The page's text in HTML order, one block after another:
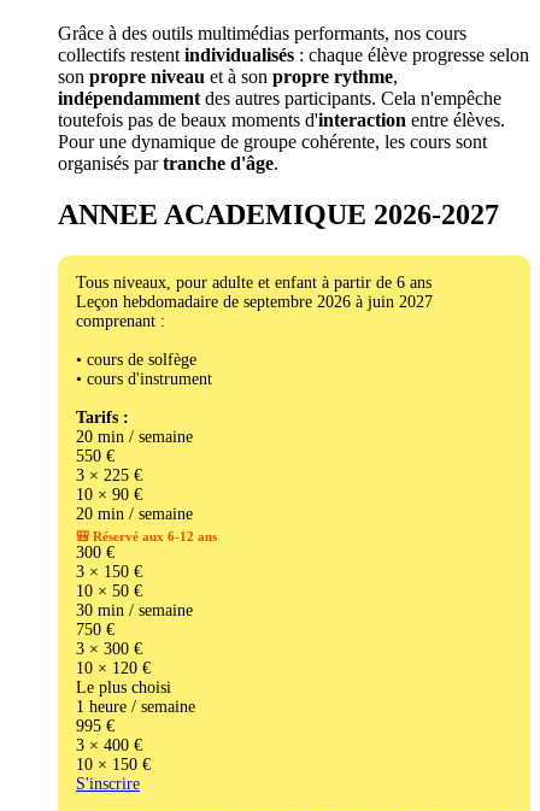
Grâce à des outils multimédias performants, nos cours
collectifs restent individualisés : chaque élève progresse selon
son propre niveau et à son propre rythme,
indépendamment des autres participants. Cela n'empêche
toutefois pas de beaux moments d'interaction entre élèves.
Pour une dynamique de groupe cohérente, les cours sont
organisés partranche d'âge.
ANNEE ACADEMIQUE 2026-2027
Tous niveaux, pour adulte et enfant à partir de 6 ans
Leçon hebdomadaire de septembre 2026 à juin 2027
comprenant :
• cours de solfège
• cours d'instrument
Tarifs :
20 min / semaine
550 €
3 × 225 €
10 × 90 €
20 min / semaine
🎒 Réservé aux 6-12 ans
300 €
3 × 150 €
10 × 50 €
30 min / semaine
750 €
3 × 300 €
10 × 120 €
Le plus choisi
1 heure / semaine
995 €
3 × 400 €
10 × 150 €
S'inscrire